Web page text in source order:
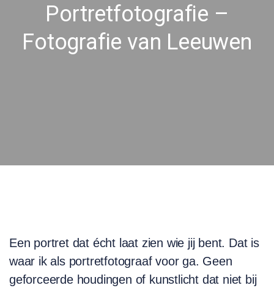
Portretfotografie –
Fotografie van Leeuwen
Een portret dat écht laat zien wie jij bent. Dat is
waar ik als portretfotograaf voor ga. Geen
geforceerde houdingen of kunstlicht dat niet bij